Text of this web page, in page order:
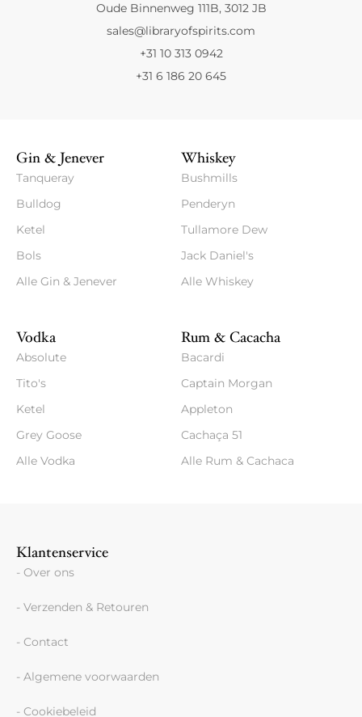
Oude Binnenweg 111B, 3012 JB
sales@libraryofspirits.com
+31 10 313 0942
+31 6 186 20 645
Gin & Jenever
Tanqueray
Bulldog
Ketel
Bols
Alle Gin & Jenever
Whiskey
Bushmills
Penderyn
Tullamore Dew
Jack Daniel's
Alle Whiskey
Vodka
Absolute
Tito's
Ketel
Grey Goose
Alle Vodka
Rum & Cacacha
Bacardi
Captain Morgan
Appleton
Cachaça 51
Alle Rum & Cachaca
Klantenservice
- Over ons
- Verzenden & Retouren
- Contact
- Algemene voorwaarden
- Cookiebeleid